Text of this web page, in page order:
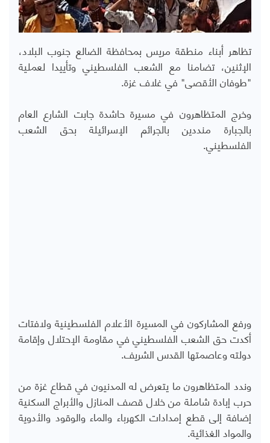
تظاهر أبناء منطقة مريس بمحافظة الضالع جنوب البلاد،
الإثنين، تضامنا مع الشعب الفلسطيني وتأييدا لعملية
"طوفان الأقصى" في غلاف غزة.
وخرج المتظاهرون في مسيرة حاشدة جابت الشارع العام
بالجبارة منددين بالجرائم الإسرائيلة بحق الشعب
الفلسطيني.
ورفع المشاركون في المسيرة الأعلام الفلسطينية ولافتات
أكدت حق الشعب الفلسطيني في مقاومة الإحتلال وإقامة
دولته وعاصمتها القدس الشريف.
وندد المتظاهرون ما يتعرض له المدنيون في قطاع غزة من
حرب إبادة شاملة من خلال قصف المنازل والأبراج السكنية
إضافة إلى قطع إمدادات الكهرباء والماء والوقود والأدوية
والمواد الغذائية.